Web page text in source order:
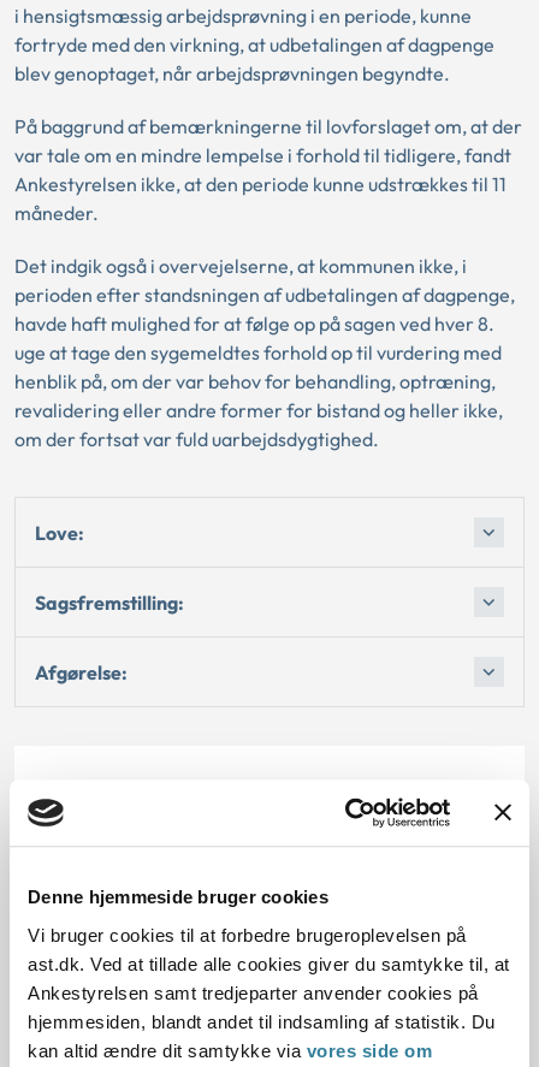
Denne hjemmeside bruger cookies
Vi bruger cookies til at forbedre brugeroplevelsen på
ast.dk. Ved at tillade alle cookies giver du samtykke til, at
Ankestyrelsen samt tredjeparter anvender cookies på
hjemmesiden, blandt andet til indsamling af statistik. Du
kan altid ændre dit samtykke via vores side om
i hensigtsmæssig arbejdsprøvning i en periode, kunne
fortryde med den virkning, at udbetalingen af dagpenge
blev genoptaget, når arbejdsprøvningen begyndte.
På baggrund af bemærkningerne til lovforslaget om, at der
var tale om en mindre lempelse i forhold til tidligere, fandt
Ankestyrelsen ikke, at den periode kunne udstrækkes til 11
måneder.
Det indgik også i overvejelserne, at kommunen ikke, i
perioden efter standsningen af udbetalingen af dagpenge,
havde haft mulighed for at følge op på sagen ved hver 8.
uge at tage den sygemeldtes forhold op til vurdering med
henblik på, om der var behov for behandling, optræning,
revalidering eller andre former for bistand og heller ikke,
om der fortsat var fuld uarbejdsdygtighed.
Love:
Sagsfremstilling:
Afgørelse:
Dato for underskrift
Offentliggørelsesdato
11.07.2013
Denne principafgørelse er kasseret den 26. juni
2019, da der er kommet nye regler på området.